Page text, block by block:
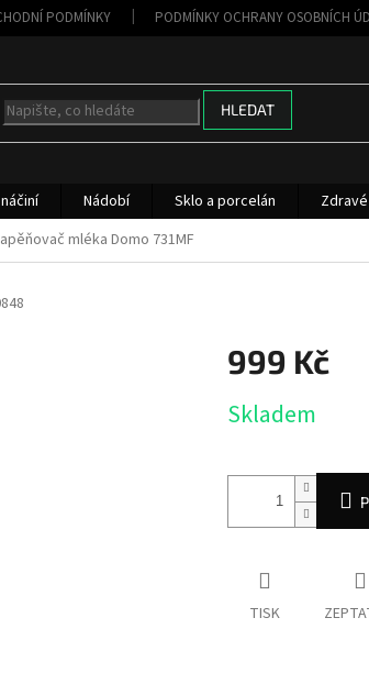
PODMÍNKY PODMÍNKY OCHRANY OSOBNÍCH
HLEDAT
Nádobí Sklo a porcelán
mléka Domo 731MF
999 Kč
cena:
Skladem
TISK